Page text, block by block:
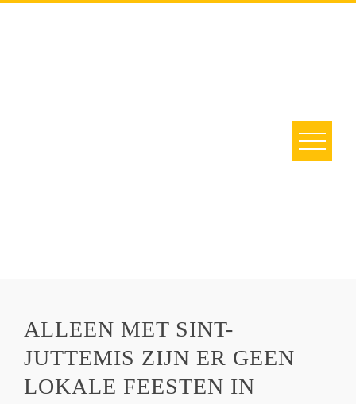
ALLEEN MET SINT-
JUTTEMIS ZIJN ER GEEN
LOKALE FEESTEN IN